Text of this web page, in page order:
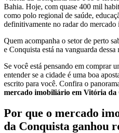
Bahia. Hoje, com quase 400 mil
como polo regional de saúde,
definitivamente no radar do
Quem acompanha o setor de perto
e Conquista está na vanguarda dessa
Se você está pensando em comprar
entender se a cidade é uma boa
escrito para você. Confira o
mercado imobiliário em Vitória da
Por que o mercado
da Conquista ganhou